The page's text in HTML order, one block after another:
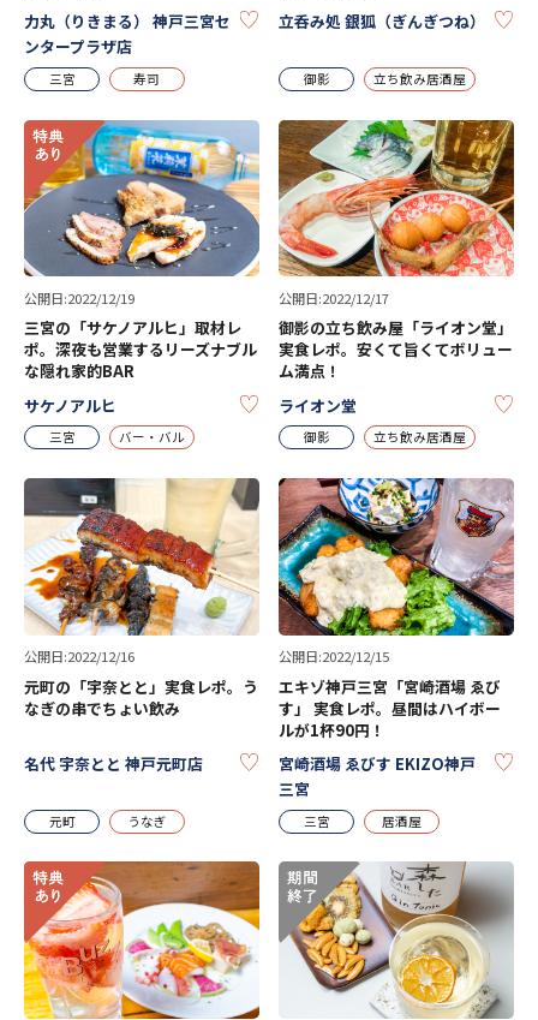
力丸（りきまる） 神戸三宮セ
ンタープラザ店
KEEP
三宮 寿司
立呑み処 銀狐（ぎんぎつね）
御影 立ち飲み居酒屋
公開日:2022/12/19
三宮の「サケノアルヒ」取材レ
ポ。深夜も営業するリーズナブル
な隠れ家的BAR
サケノアルヒ
KEEP
三宮 バー・バル
公開日:2022/12/17
御影の立ち飲み屋「ライオン堂」
実食レポ。安くて旨くてボリュー
ム満点！
ライオン堂
御影 立ち飲み居酒屋
公開日:2022/12/16
元町の「宇奈とと」実食レポ。う
なぎの串でちょい飲み
名代 宇奈とと 神戸元町店 KEEP
元町 うなぎ
公開日:2022/12/15
エキゾ神戸三宮「宮崎酒場 ゑび
す」 実食レポ。昼間はハイボー
ルが1杯90円！
宮崎酒場 ゑびす EKIZO神戸
三宮
三宮 居酒屋